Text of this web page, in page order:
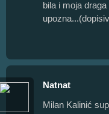
bila i moja
Natnat
Milan Kalinić